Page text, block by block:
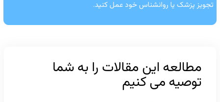
تجویز پزشک یا روانشناس خود عمل کنید.
مطالعه این مقالات را به شما
توصیه می کنیم